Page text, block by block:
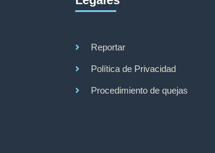
Reportar
Política de Privacidad
Procedimiento de quejas